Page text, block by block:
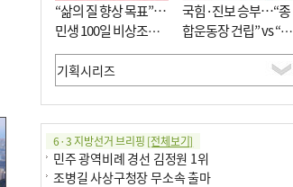
“삶의 질 향상 목표”…
민생 100일 비상조치
면밀 심사
국힘·진보 승부…“종
합운동장 건립” vs “출
근 공공버스 도입”
6·3 지방선거 브리핑 [전체보기]
민주 광역비례 경선 김정원 1위
조병길 사상구청장 무소속 출마